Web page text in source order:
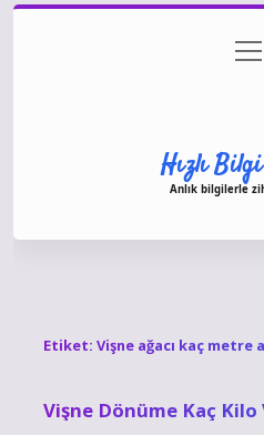
Gizlilik
aç
Hızlı
Anlık bilgilerle
Etiket: Vişne ağacı kaç
Vişne Dönüme Kaç Kilo